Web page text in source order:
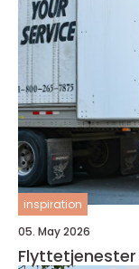
inspiration
05. May 2026